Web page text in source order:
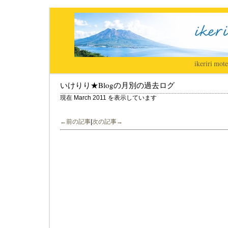
ikeriri|
いけりり★Blogの月別の過去ログ
現在 March 2011 を表示しています
←前の記事 次の記事→